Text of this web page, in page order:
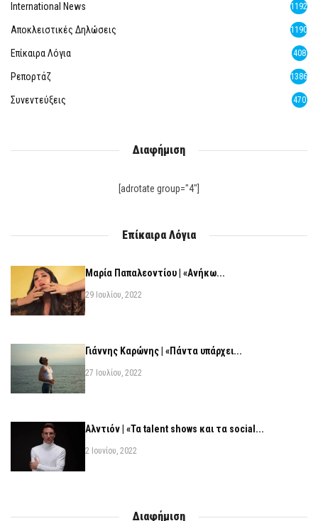
International News 1192
Αποκλειστικές Δηλώσεις 1190
Επίκαιρα Λόγια 408
Ρεπορτάζ 1386
Συνεντεύξεις 470
Διαφήμιση
[adrotate group="4"]
Επίκαιρα Λόγια
Μαρία Παπαλεοντίου | «Ανήκω...
29 Ιουλίου, 2022
Γιάννης Καρώνης | «Πάντα υπάρχει...
27 Ιουλίου, 2022
Αλντιόν | «Τα talent shows και τα social...
2 Ιουνίου, 2022
Διαφήμιση